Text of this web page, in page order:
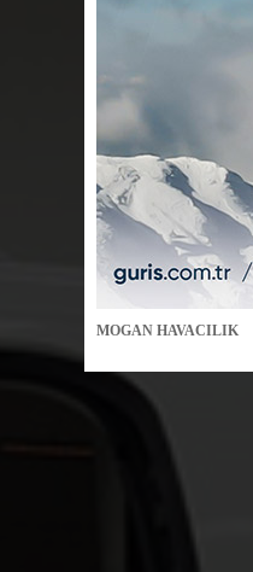
MOGAN HAVACILIK